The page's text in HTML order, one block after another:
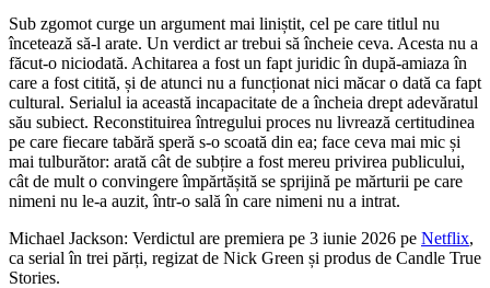
Sub zgomot curge un argument mai liniștit, cel pe care titlul nu
încetează să-l arate. Un verdict ar trebui să încheie ceva. Acesta nu a
făcut-o niciodată. Achitarea a fost un fapt juridic în după-amiaza în
care a fost citită, și de atunci nu a funcționat nici măcar o dată ca fapt
cultural. Serialul ia această incapacitate de a încheia drept adevăratul
său subiect. Reconstituirea întregului proces nu livrează certitudinea
pe care fiecare tabără speră s-o scoată din ea; face ceva mai mic și
mai tulburător: arată cât de subțire a fost mereu privirea publicului,
cât de mult o convingere împărtășită se sprijină pe mărturii pe care
nimeni nu le-a auzit, într-o sală în care nimeni nu a intrat.
Michael Jackson: Verdictul are premiera pe 3 iunie 2026 pe Netflix,
ca serial în trei părți, regizat de Nick Green și produs de Candle True
Stories.